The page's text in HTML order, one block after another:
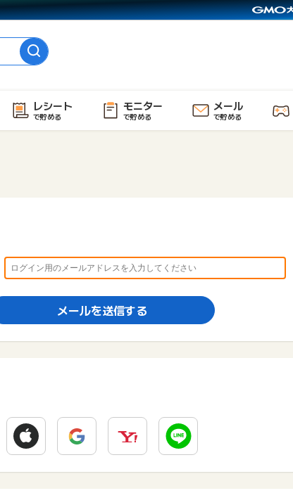
レシート
で貯める
モニター
で貯める
メール
で貯める
メールを送信する